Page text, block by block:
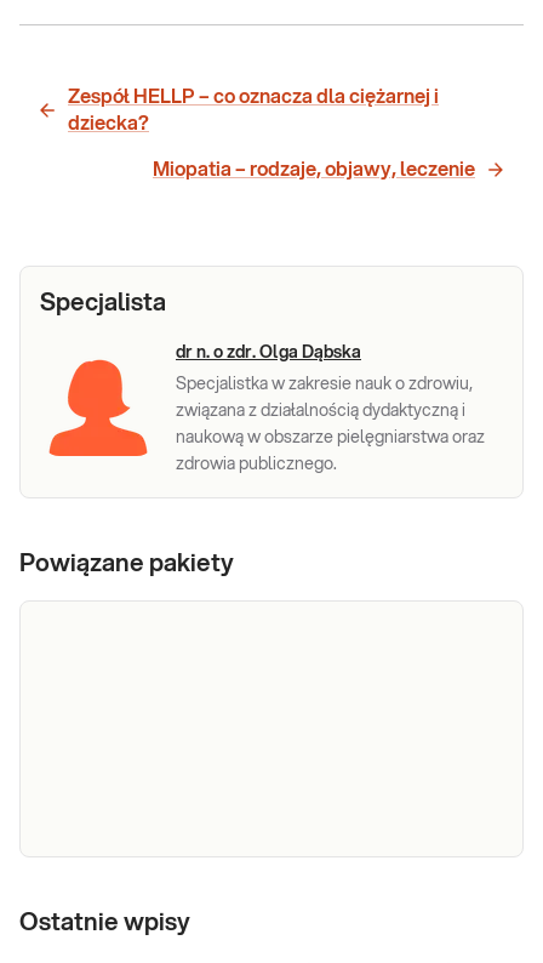
Zespół HELLP – co oznacza dla ciężarnej i
dziecka?
Miopatia – rodzaje, objawy, leczenie
Specjalista
dr n. o zdr. Olga Dąbska
Specjalistka w zakresie nauk o zdrowiu,
związana z działalnością dydaktyczną i
naukową w obszarze pielęgniarstwa oraz
zdrowia publicznego.
Powiązane pakiety
badanie
Dedykowany dla: Kobiet, Mężczyzn, Dzieci
Ostatnie wpisy